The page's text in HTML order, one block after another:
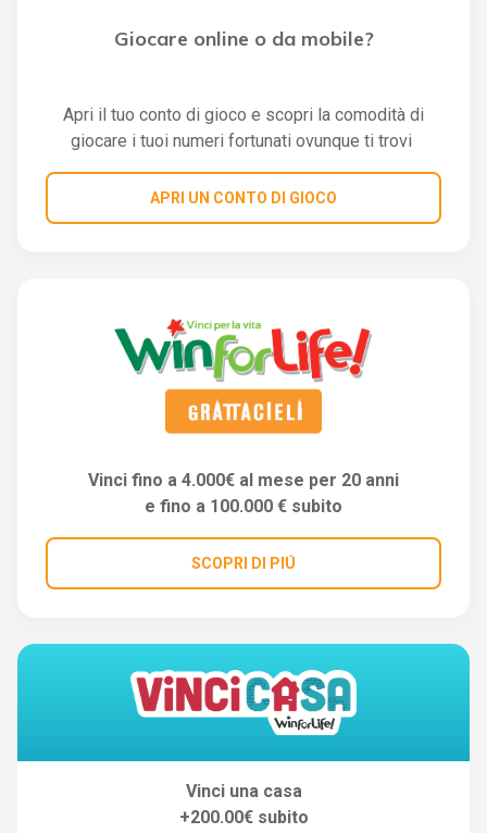
Giocare online o da mobile?
Apri il tuo conto di gioco e scopri la comodità di
giocare i tuoi numeri fortunati ovunque ti trovi
APRI UN CONTO DI GIOCO
Vinci fino a 4.000€ al mese per 20 anni
e fino a 100.000 € subito
SCOPRI DI PIÚ
Vinci una casa
+200.00€ subito